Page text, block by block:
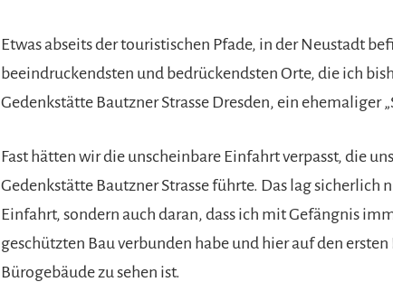
Etwas abseits der touristischen Pfade, in der Neustadt
beeindruckendsten und bedrückendsten Orte, die ich
Gedenkstätte Bautzner Strasse Dresden, ein ehemaliger
Fast hätten wir die unscheinbare Einfahrt verpasst, die
Gedenkstätte Bautzner Strasse führte. Das lag sicherlich
Einfahrt, sondern auch daran, dass ich mit Gefängnis
geschützten Bau verbunden habe und hier auf den
Bürogebäude zu sehen ist.